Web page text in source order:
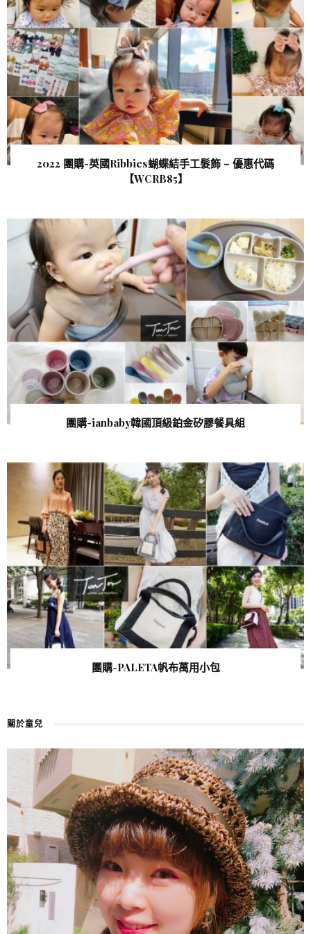
2022 團購-英國Ribbies蝴蝶結手工髮飾 – 優惠代碼
【WCRB85 】
團購-ianbaby韓國頂級鉑金矽膠餐具組
團購-PALETA帆布萬用小包
關於童兒